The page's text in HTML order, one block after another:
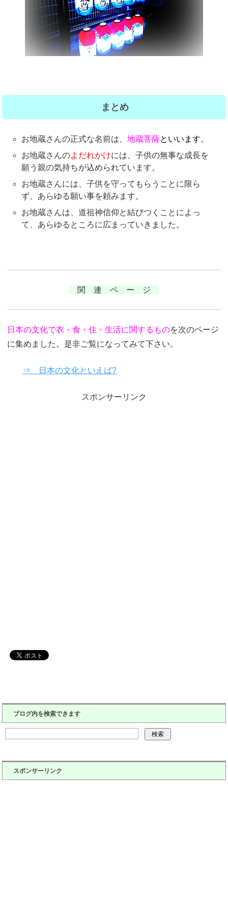
まとめ
お地蔵さんの正式な名前は、 地蔵菩薩といいます。
お地蔵さんのよだれかけには、子供の無事な成長を
願う親の気持ちが込められています。
お地蔵さんには、子供を守ってもらうことに限ら
ず、あらゆる願い事を頼みます。
お地蔵さんは、道祖神信仰と結びつくことによっ
て、あらゆるところに広まっていきました。
関 連 ペ ー ジ
日本の文化で衣・食・住・生活に関するものを次のページ
に集めました。是非ご覧になってみて下さい。
⇒ 日本の文化といえば?
スポンサーリンク
ブログ内を検索できます
スポンサーリンク